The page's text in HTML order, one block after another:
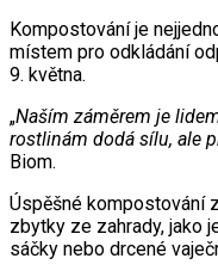
Kompostování je
místem pro odkládání
9. května.
„Naším záměrem je
rostlinám dodá sílu, ale
Biom.
Úspěšné kompostování
zbytky ze zahrady, jako
sáčky nebo drcené